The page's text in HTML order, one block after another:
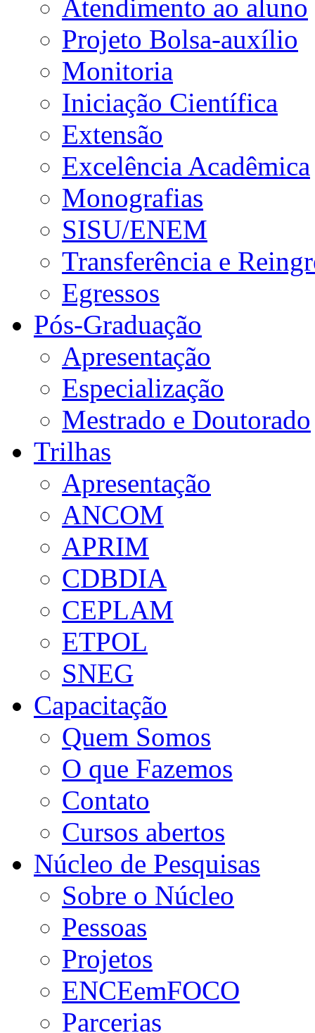
Atendimento ao aluno
Projeto Bolsa-auxílio
Monitoria
Iniciação Científica
Extensão
Excelência Acadêmica
Monografias
SISU/ENEM
Transferência e
Egressos
Pós-Graduação
Apresentação
Especialização
Mestrado e Doutorado
Trilhas
Apresentação
ANCOM
APRIM
CDBDIA
CEPLAM
ETPOL
SNEG
Capacitação
Quem Somos
O que Fazemos
Contato
Cursos abertos
Núcleo de Pesquisas
Sobre o Núcleo
Pessoas
Projetos
ENCEemFOCO
Parcerias